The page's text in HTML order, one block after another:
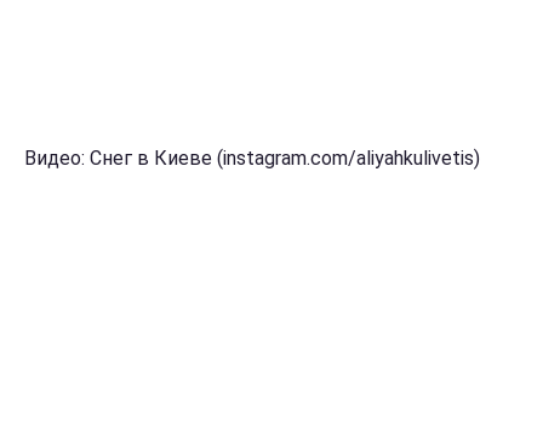
Видео: Снег в Киеве (instagram.com/aliyahkulivetis)